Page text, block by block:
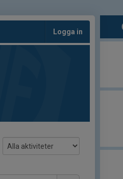
Logga in